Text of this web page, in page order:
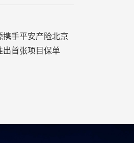
携手平安产险北京
出首张项目保单